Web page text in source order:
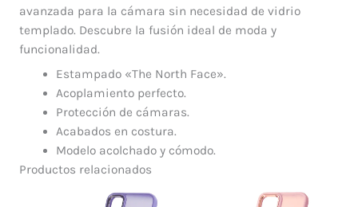
avanzada para la cámara sin necesidad de vidrio
templado. Descubre la fusión ideal de moda y
funcionalidad.
Estampado «The North Face».
Acoplamiento perfecto.
Protección de cámaras.
Acabados en costura.
Modelo acolchado y cómodo.
Productos relacionados